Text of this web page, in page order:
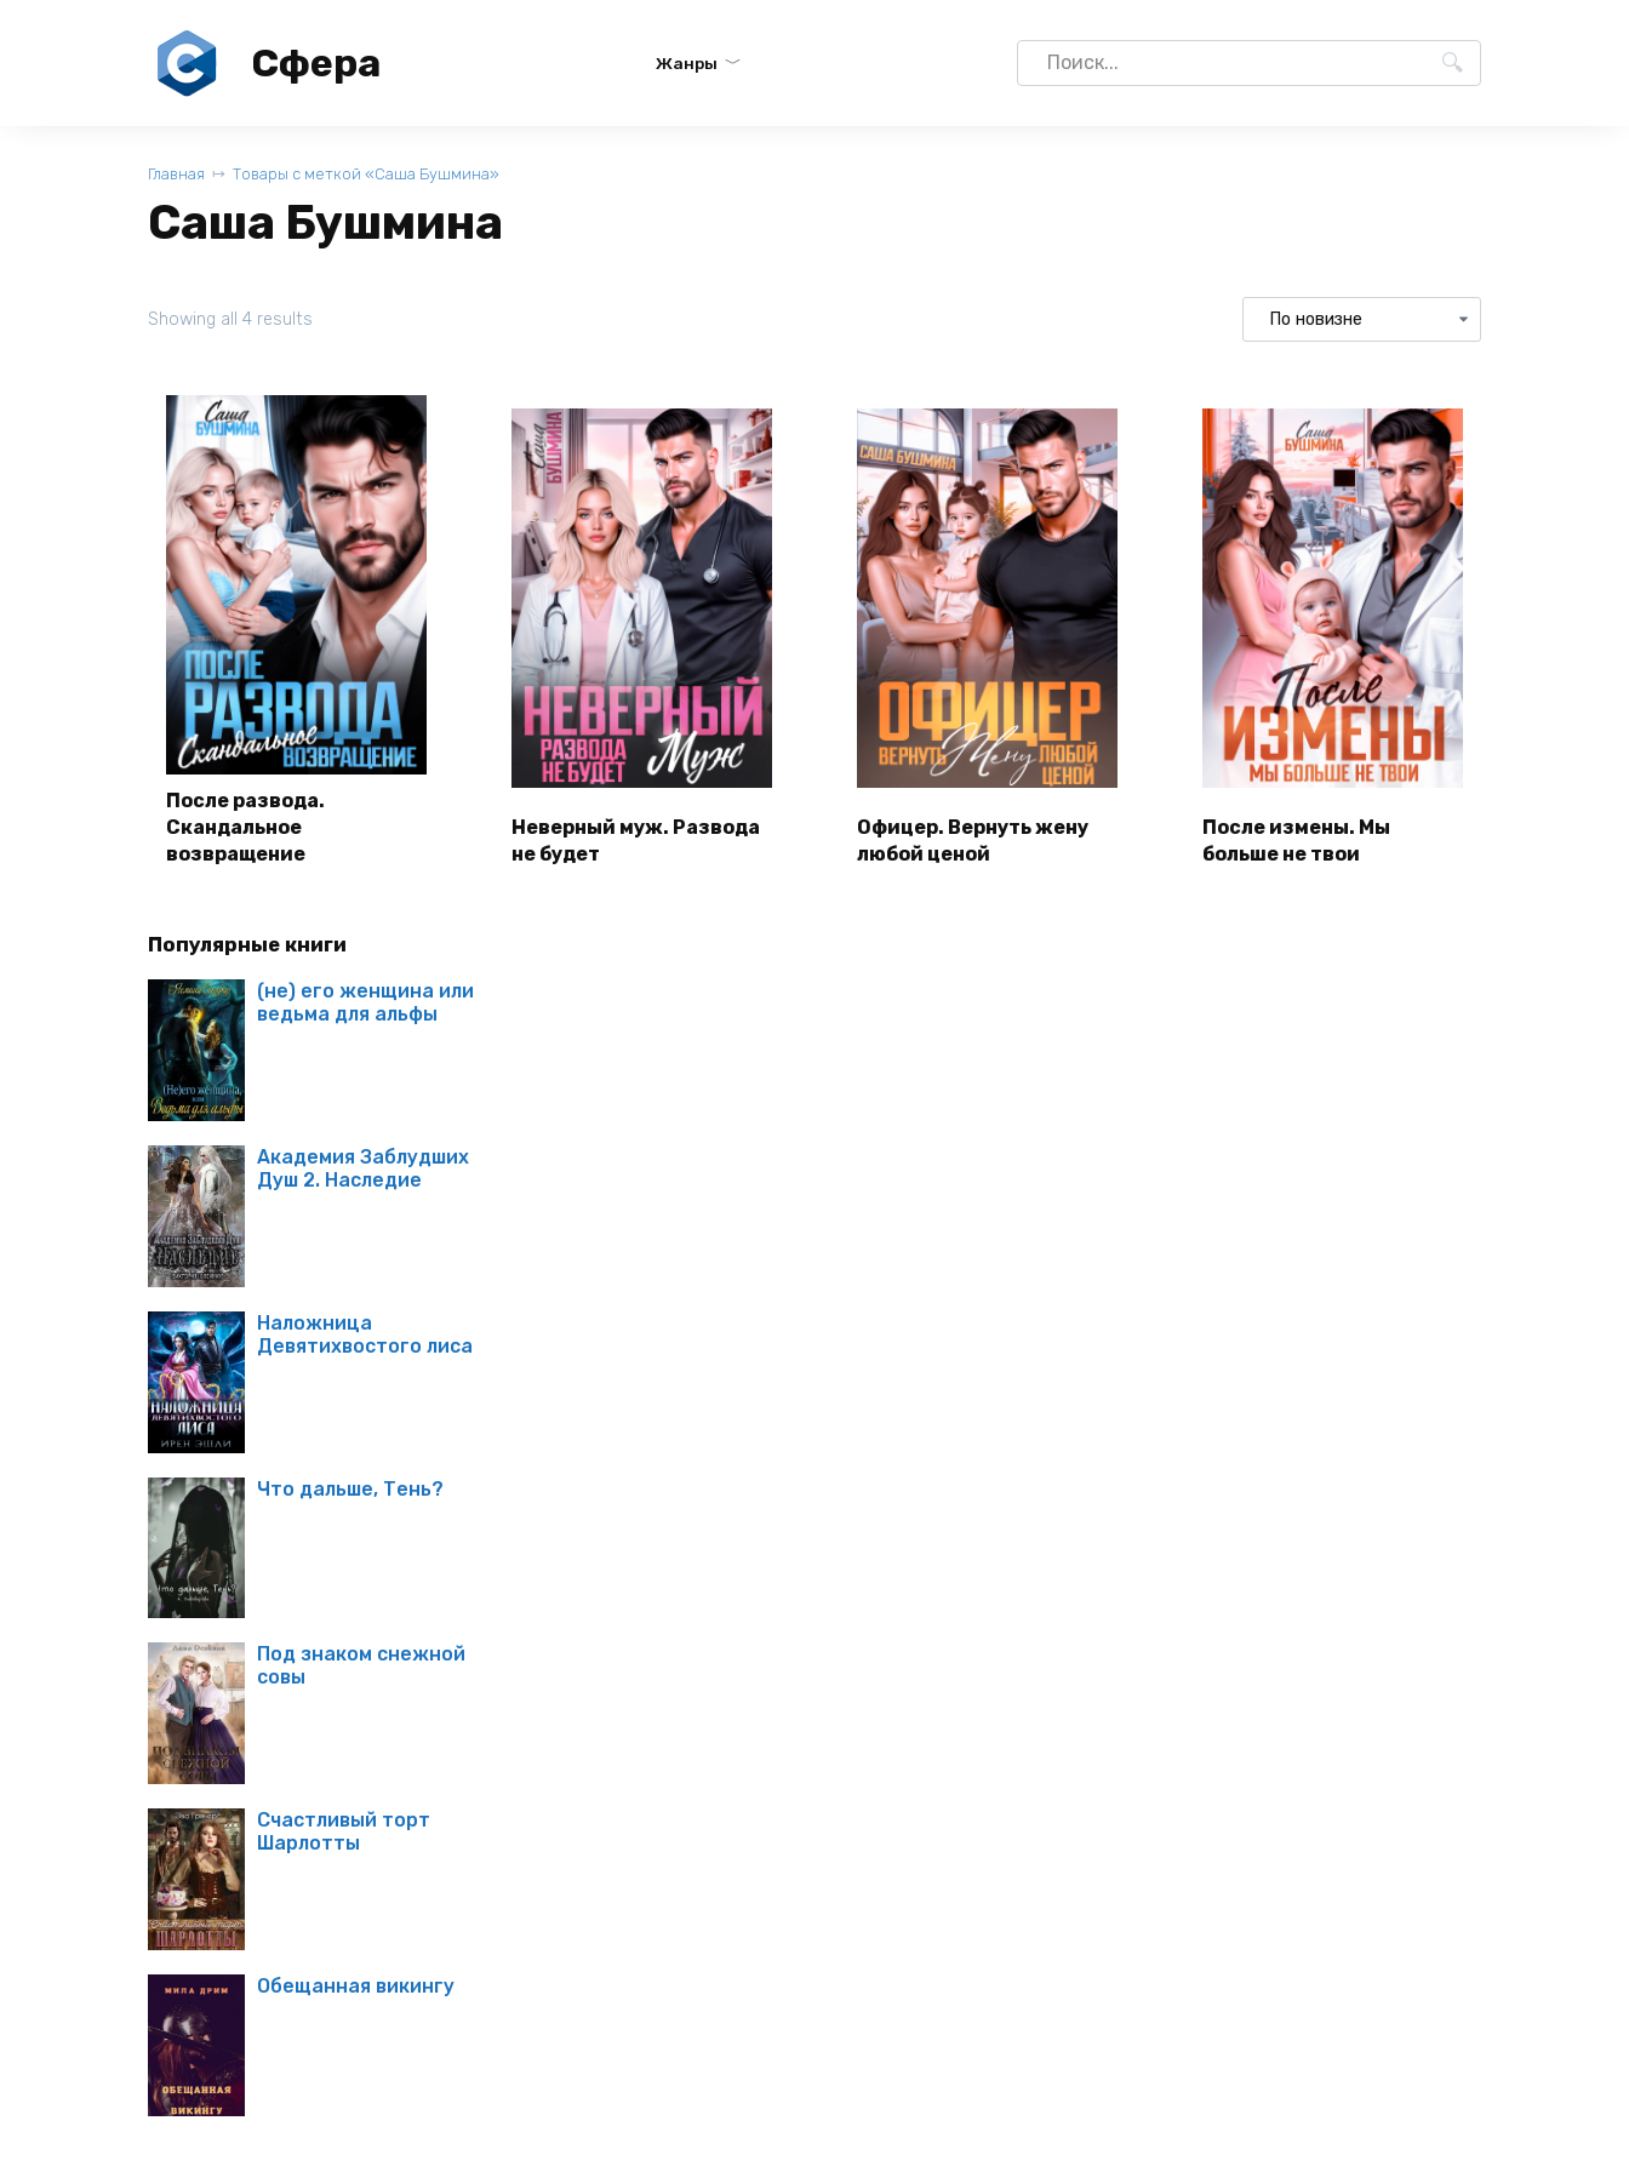
Сфера Жанры
Search
for:
Главная Товары с меткой «Саша Бушмина»
Саша Бушмина
Showing all 4 results
После развода.
Скандальное
возвращение
Неверный муж. Развода
не будет
Офицер. Вернуть жену
любой ценой
После измены. Мы
больше не твои
Популярные книги
(не) его женщина или
ведьма для альфы
Академия Заблудших
Душ 2. Наследие
Наложница
Девятихвостого лиса
Что дальше, Тень?
Под знаком снежной
совы
Счастливый торт
Шарлотты
Обещанная викингу